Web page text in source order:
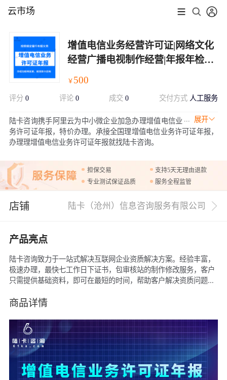
云市场
增值电信业务经营许可证|网络文化
经营广播电视制作经营|年报年检报
￥ 500
评分 0 评论 0 成交0 交付方式 人工服务
展开
陆卡咨询携手阿里云为中小微企业加急办理增值电信业
务许可证年报，特价办理。承接全国理增值电信业务许可证年报，
办理理增值电信业务许可证年报就找陆卡咨询。
担保交易
支持5天无理由退款
专业测试保证品质
服务全程监管
店铺 陆卡（沧州）信息咨询服务有限公司
产品亮点
陆卡咨询致力于一站式解决互联网企业资质解决方案。经验丰富，
极速办理，最快七工作日下证书，包审核站的制作修改服务，客户
只需提供基础资料，即可在最短的时间，帮助客户解决资质问题，
商品详情